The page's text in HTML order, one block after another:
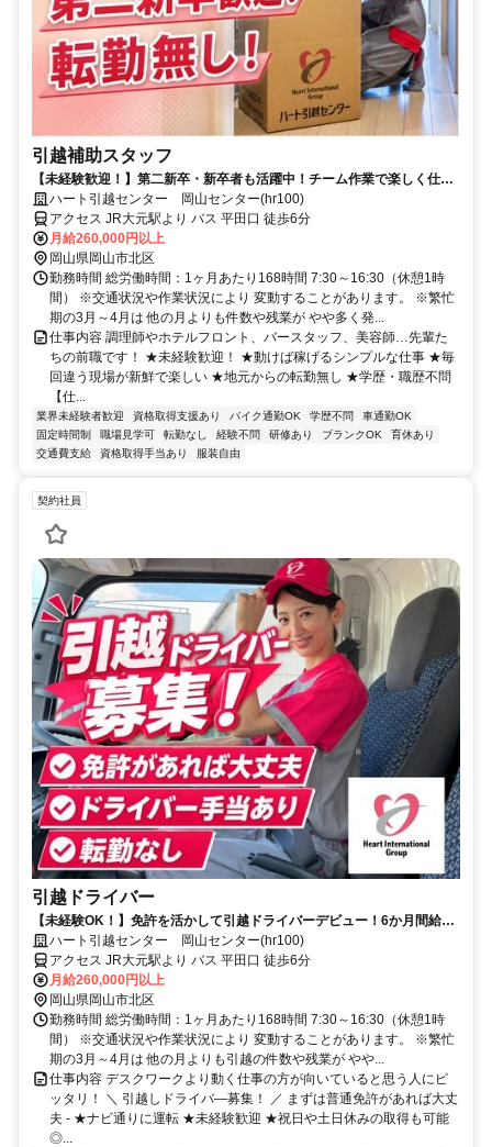
引越補助スタッフ
【未経験歓迎！】第二新卒・新卒者も活躍中！チーム作業で楽しく仕事
ができる引越スタッフ募集！
ハート引越センター 岡山センター(hr100)
アクセス JR大元駅より バス 平田口 徒歩6分
月給260,000円以上
岡山県岡山市北区
勤務時間 総労働時間：1ヶ月あたり168時間 7:30～16:30（休憩1時
間） ※交通状況や作業状況により 変動することがあります。 ※繁忙
期の3月～4月は 他の月よりも件数や残業が やや多く発...
仕事内容 調理師やホテルフロント、バースタッフ、美容師…先輩た
ちの前職です！ ★未経験歓迎！ ★動けば稼げるシンプルな仕事 ★毎
回違う現場が新鮮で楽しい ★地元からの転勤無し ★学歴・職歴不問
【仕...
業界未経験者歓迎 資格取得支援あり バイク通勤OK 学歴不問
車通勤OK
固定時間制
職場見学可 転勤なし 経験不問 研修あり ブランクOK
育休あり
交通費支給
資格取得手当あり 服装自由
契約社員
引越ドライバー
【未経験OK！】免許を活かして引越ドライバーデビュー！6か月間給与
保証で安心！その後、正社員登用あり
ハート引越センター 岡山センター(hr100)
アクセス JR大元駅より バス 平田口 徒歩6分
月給260,000円以上
岡山県岡山市北区
勤務時間 総労働時間：1ヶ月あたり168時間 7:30～16:30（休憩1時
間） ※交通状況や作業状況により 変動することがあります。 ※繁忙
期の3月～4月は 他の月よりも引越の件数や残業が やや...
仕事内容 デスクワークより動く仕事の方が向いていると思う人にピ
ッタリ！ ＼ 引越しドライバ―募集！ ／ まずは普通免許があれば大丈
夫 - ★ナビ通りに運転 ★未経験歓迎 ★祝日や土日休みの取得も可能
◎...